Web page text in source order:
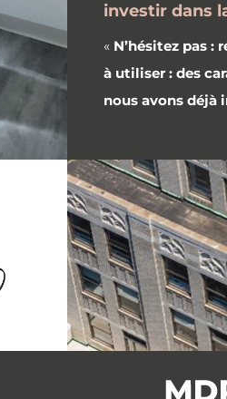
investir dans
« N’hésitez pas
à utiliser : des
nous avons déjà